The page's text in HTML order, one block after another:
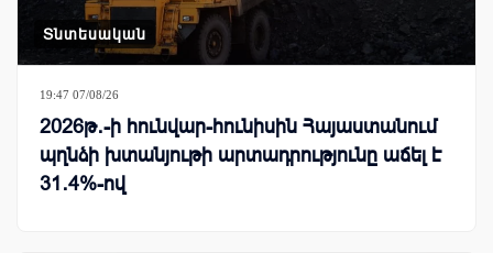
Տնտեսական
19:47 07/08/26
2026թ․-ի հունվար-հունիսին Հայաստանում
պղնձի խտանյութի արտադրությունը աճել է
31․4%-ով